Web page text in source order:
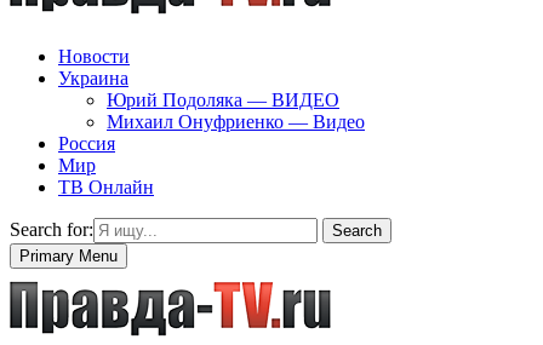
Новости
Украина
Юрий Подоляка — ВИДЕО
Михаил Онуфриенко — Видео
Россия
Мир
ТВ Онлайн
Search for:
Search
Primary Menu